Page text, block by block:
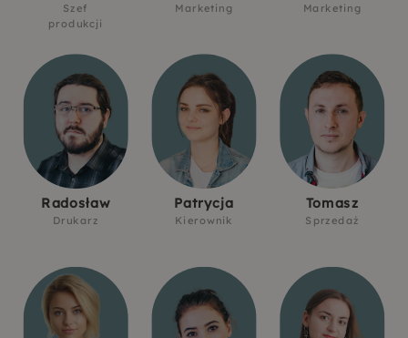
Szef
produkcji
Marketing Marketing
Radosław
Drukarz
Patrycja
Kierownik
Tomasz
Sprzedaż